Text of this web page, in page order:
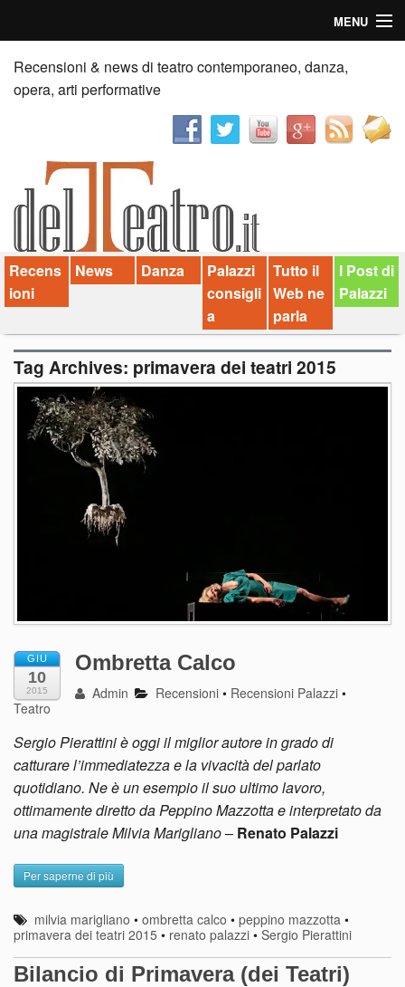
MENU
Home
Recensioni
News
Palazzi consiglia
Video
Chi siamo
Contatti
dT in English
Recensioni & news di teatro contemporaneo, danza,
opera, arti performative
Recens
ioni
News Danza
Palazzi
consigli
a
Tutto il
Web ne
parla
I Post di
Palazzi
Tag Archives: primavera dei teatri 2015
GIU
10
2015
Ombretta Calco
Admin Recensioni • Recensioni Palazzi •
Teatro
Sergio Pierattini è oggi il miglior autore in grado di
catturare l’immediatezza e la vivacità del parlato
quotidiano. Ne è un esempio il suo ultimo lavoro,
ottimamente diretto da Peppino Mazzotta e interpretato da
una magistrale Milvia Marigliano– Renato Palazzi
Per saperne di più
milvia marigliano •ombretta calco •peppino mazzotta •
primavera dei teatri 2015 • renato palazzi • Sergio Pierattini
Bilancio di Primavera (dei Teatri)